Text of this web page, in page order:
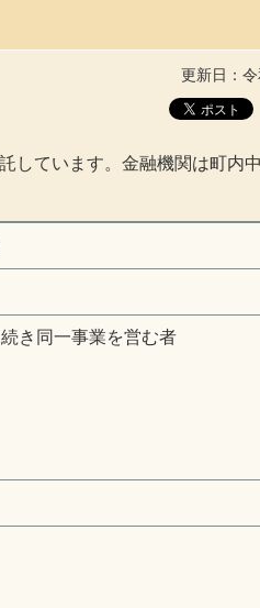
更新日：
しています。金融機関は町内
き同一事業を営む者